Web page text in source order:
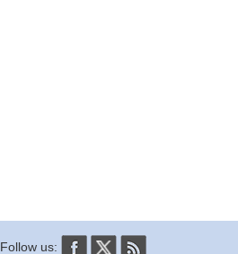
Follow us: